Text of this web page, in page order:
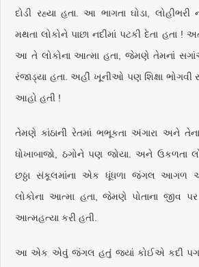
દોડી રહ્યા હતા. આ ભાગતા ઘોડા, લોહીભરી
મથતા લોકોને પાછા નદીમાં પટકી દેતા હતા
આ તે લોકોના આત્મા હતા, જેમણે તેમનાં સગાંઓ,
રંજાડ્યા હતા. અહીં ખૂનીઓ પણ શિક્ષા
આહો હતી !
તેમણે કાંઠાની રેતમાં ભભૂકતા અંગારા અને તેના
ધોખાબાજો, ઠગોને પણ જોયા. અને ઉકળતા
છઠ્ઠા સંકૂલમાંના એક ધૂંધળા જંગલ આગળ
લોકોના આત્મા હતા, જેમણે પોતાના જીવ
આત્મહત્યા કરી હતી.
આ એક એવું જંગલ હતું જ્યાં કોઈએ કદી